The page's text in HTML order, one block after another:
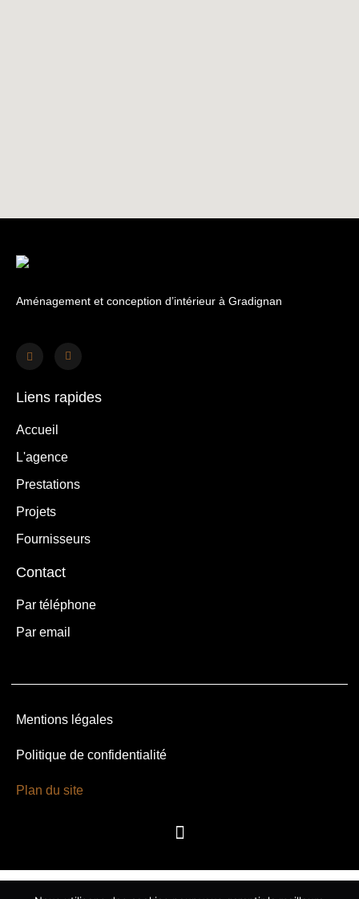
Aménagement et conception d’intérieur à Gradignan
Liens rapides
Accueil
L'agence
Prestations
Projets
Fournisseurs
Contact
Par téléphone
Par email
Mentions légales
Politique de confidentialité
Plan du site